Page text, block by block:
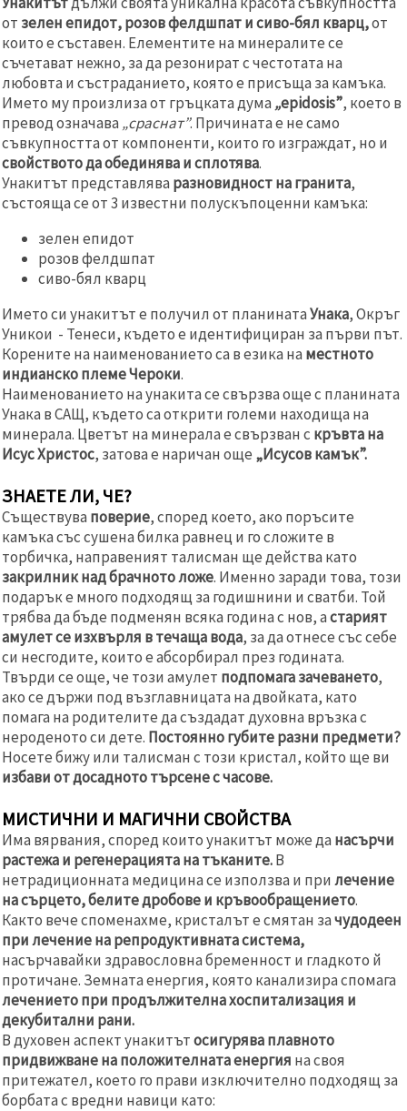
от зелен епидот, розов фелдшпат и сиво-бял кварц,от
които е съставен. Елементите на минералите се
съчетават нежно, за да резонират с честотата на
любовта и състраданието, която е присъща за камъка.
Името му произлиза от гръцката дума „epidosis”, което в
превод означава „сраснат”. Причината е не само
съвкупността от компоненти, които го изграждат, но и
свойството да обединява и сплотява.
Унакитът представлява разновидност на гранита,
състояща се от 3 известни полускъпоценни камъка:
зелен епидот
розов фелдшпат
сиво-бял кварц
Името си унакитът е получил от планинатаУнака, Окръг
Уникои - Тенеси, където е идентифициран за първи път.
Корените на наименованието са в езика на местното
индианско племе Чероки.
Наименованието на унакита се свързва още с планината
Унака в САЩ, където са открити големи находища на
минерала. Цветът на минерала е свързван с кръвта на
Исус Христос, затова е наричан още „Исусов камък”.
ЗНАЕТЕ ЛИ, ЧЕ?
Съществува поверие, според което, ако поръсите
камъка със сушена билка равнец и го сложите в
торбичка, направеният талисман ще действа като
закрилник над брачното ложе. Именно заради това, този
подарък е много подходящ за годишнини и сватби. Той
трябва да бъде подменян всяка година с нов, астарият
амулет се изхвърля в течаща вода, за да отнесе със себе
си несгодите, които е абсорбирал през годината.
Твърди се още, че този амулет подпомага зачеването,
ако се държи под възглавницата на двойката, като
помага на родителите да създадат духовна връзка с
нероденото си дете. Постоянно губите разни предмети?
Носете бижу или талисман с този кристал, който ще ви
избави от досадното търсене с часове.
МИСТИЧНИ И МАГИЧНИ СВОЙСТВА
Има вярвания, според които унакитът може да насърчи
растежа и регенерацията на тъканите.В
нетрадиционната медицина се използва и при лечение
на сърцето, белите дробове и кръвообращението.
Както вече споменахме, кристалът е смятан зачудодеен
при лечение на репродуктивната система,
насърчавайки здравословна бременност и гладкото й
протичане. Земната енергия, която канализира спомага
лечението при продължителна хоспитализация и
декубитални рани.
В духовен аспект унакитътосигурява плавното
придвижване на положителната енергия на своя
притежател, което го прави изключително подходящ за
борбата с вредни навици като: